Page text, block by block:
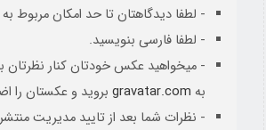
- لطفا دیدگاهتان تا حد امکان مربوط
- لطفا فارسی بنویسید.
- میخواهید عکس خودتان کنار نظرتان
به gravatar.com بروید و عکستان را
- نظرات شما بعد از تایید مدیریت